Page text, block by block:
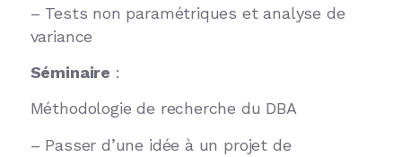
– Tests non paramétriques et analyse de
variance
Séminaire :
Méthodologie de recherche du DBA
– Passer d’une idée à un projet de